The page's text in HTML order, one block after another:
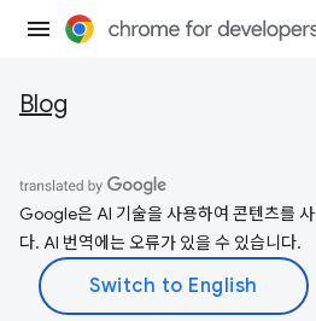
Blog
Google은 AI 기술을 사용하여 콘텐츠를
다. AI 번역에는 오류가 있을 수 있습니다.